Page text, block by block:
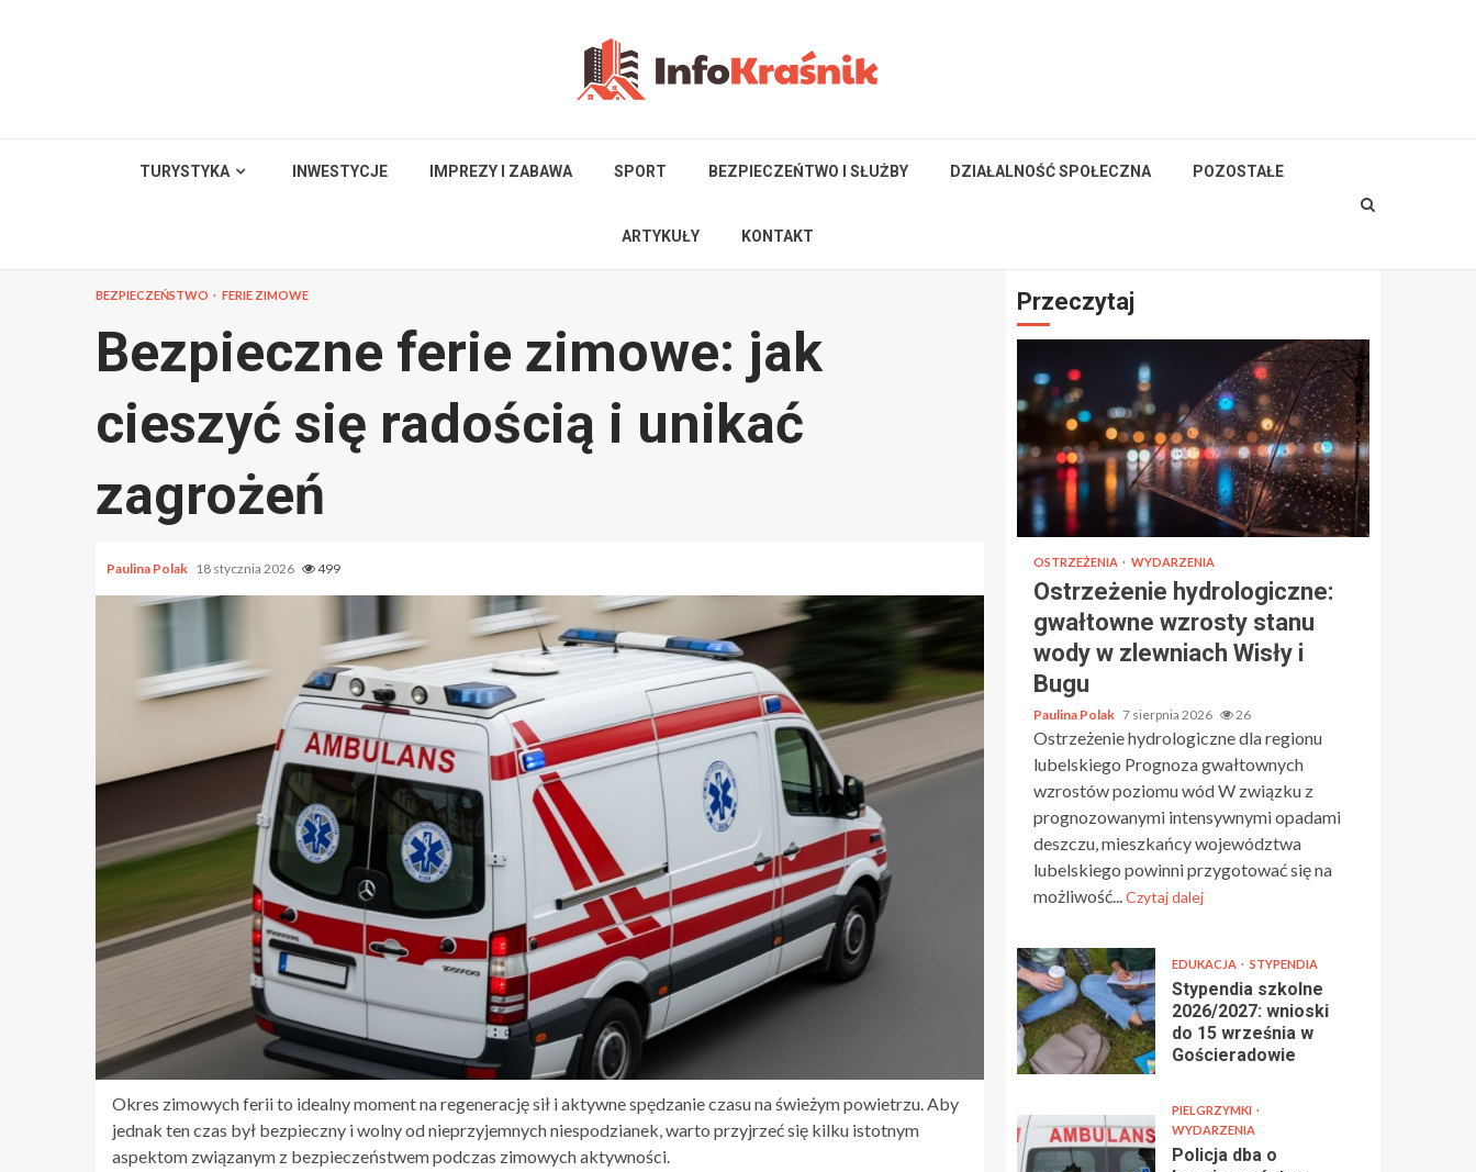
TURYSTYKA INWESTYCJE IMPREZY I ZABAWA SPORT BEZPIECZEŃTWO I SŁUŻBY DZIAŁALNOŚĆ SPOŁECZNA POZOSTAŁE
ARTYKUŁY KONTAKT
BEZPIECZEŃSTWO FERIE ZIMOWE
Bezpieczne ferie zimowe: jak
cieszyć się radością i unikać
zagrożeń
Paulina Polak 18 stycznia 2026 499
Okres zimowych ferii to idealny moment na regenerację sił i aktywne spędzanie czasu na świeżym powietrzu. Aby
jednak ten czas był bezpieczny i wolny od nieprzyjemnych niespodzianek, warto przyjrzeć się kilku istotnym
aspektom związanym z bezpieczeństwem podczas zimowych aktywności.
Przeczytaj
OSTRZEŻENIA WYDARZENIA
Ostrzeżenie hydrologiczne:
gwałtowne wzrosty stanu
wody w zlewniach Wisły i
Bugu
Paulina Polak 7 sierpnia 2026 26
Ostrzeżenie hydrologiczne dla regionu
lubelskiego Prognoza gwałtownych
wzrostów poziomu wód W związku z
prognozowanymi intensywnymi opadami
deszczu, mieszkańcy województwa
lubelskiego powinni przygotować się na
możliwość...Czytaj dalej
EDUKACJA STYPENDIA
Stypendia szkolne
2026/2027: wnioski
do 15 września w
Gościeradowie
PIELGRZYMKI
WYDARZENIA
Policja dba o